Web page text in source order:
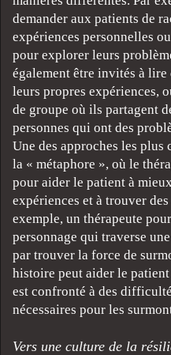
demander aux patients de
expériences personnelles
pour explorer leurs
également être invités à
leurs propres expériences,
de groupe où ils partagent
personnes qui ont des
Une des approches les plus
la « métaphore », où le
pour aider le patient à
expériences et à trouver
exemple, un thérapeute
personnage qui traverse
par trouver la force de
histoire peut aider le
est confronté à des
nécessaires pour les
Vers une culture de la